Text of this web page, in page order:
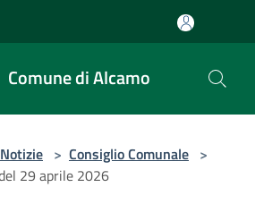
Comune di Alcamo
Notizie > Consiglio Comunale >
29 aprile 2026